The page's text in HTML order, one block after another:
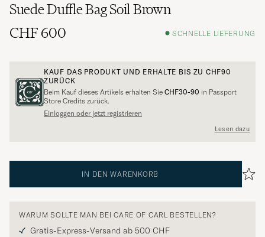
Suede Duffle Bag Soil Brown
CHF 600
SCHNELLE LIEFERUNG
KAUF DAS PRODUKT UND ERHALTE BIS ZU CHF90
ZURÜCK
Beim Kauf dieses Artikels erhalten Sie CHF30-90 in Passport
Store Credits zurück.
Einloggen oder jetzt registrieren
Lesen dazu
IN DEN WARENKORB
WARUM SOLLTE MAN BEI CARE OF CARL BESTELLEN?
Gratis-Express-Versand ab 500 CHF